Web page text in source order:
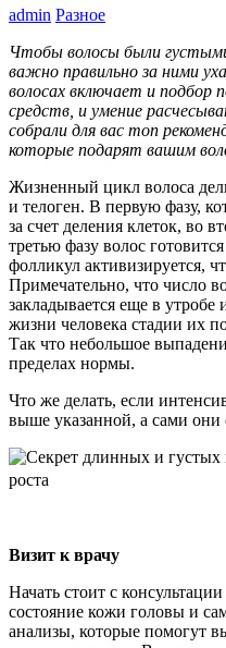
admin Разное
Чтобы волосы были
важно правильно за ними
волосах включает и подбор
средств, и умение
собрали для вас топ
которые подарят вашим
Жизненный цикл волоса
и телоген. В первую фазу,
за счет деления клеток, во
третью фазу волос
фолликул активизируется,
Примечательно, что число
закладывается еще в
жизни человека стадии их
Так что небольшое
пределах нормы.
Что же делать, если
выше указанной, а сами они
Визит к врачу
Начать стоит с
состояние кожи головы и
анализы, которые помогут